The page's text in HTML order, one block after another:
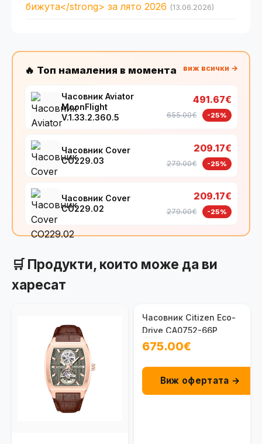
бижута</strong> за лято 2026 (13.06.2026)
🔥 Топ намаления в момента виж всички →
Часовник Aviator
MoonFlight
V.1.33.2.360.5
491.67€
655.00€ -25%
Часовник Cover
CO229.03
209.17€
279.00€ -25%
Часовник Cover
CO229.02
209.17€
279.00€ -25%
🛒 Продукти, които може да ви
харесат
Часовник Citizen Eco-
Drive CA0752-66P
675.00€
Виж офертата →